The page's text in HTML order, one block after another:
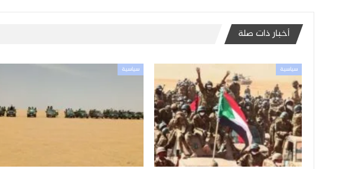
أخبار ذات صلة
سياسية سياسية